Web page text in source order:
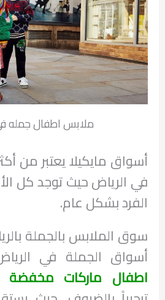
ملابس اطفال جمله
أسواق مايكيلا يعتبر من
في الرياض حيث توجد كل
الفرد بشكل عام.
سوق الملابس بالجملة
أسواق الجملة في
اطفال ماركات مخفضة